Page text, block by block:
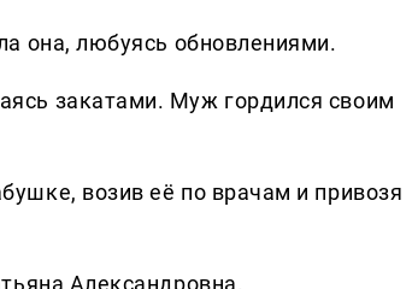
она, любуясь обновлениями.
закатами. Муж гордился своим
возив её по врачам и привозя
Александровна.